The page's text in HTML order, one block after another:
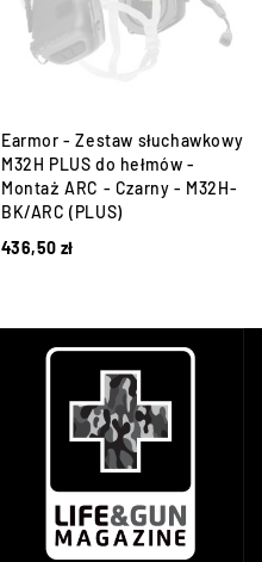
Earmor - Zestaw słuchawkowy
M32H PLUS do hełmów -
Montaż ARC - Czarny - M32H-
BK/ARC (PLUS)
436,50 zł